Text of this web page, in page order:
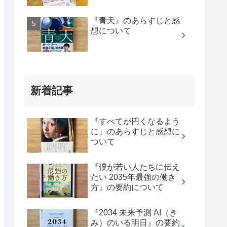
『青天』のあらすじと感
想について
新着記事
『すべてが円くなるよう
に』のあらすじと感想に
ついて
『僕が若い人たちに伝え
たい 2035年最強の働き
方』の要約について
『2034 未来予測 AI（き
み）のいる明日』の要約